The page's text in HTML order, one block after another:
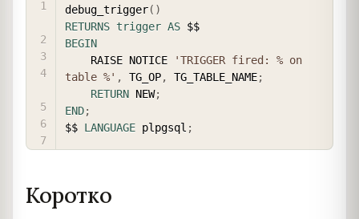
debug_trigger( )
RETURNS trigger AS
BEGIN
    RAISE NOTICE
'TRIGGER fired: % on
table %' , TG_OP, TG_TABLE_NAME;
RETURN NEW;
END;
$$ LANGUAGE plpgsql ;
Коротко